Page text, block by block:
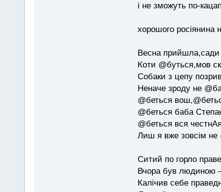
і не зможуть по-
хорошого росіянина
Весна прийшла,сади
Коти @буться,мов
Собаки з цепу
Неначе зроду не
@беться
@беться баба
@беться вся
Лиш я вже зовсім не
Ситий по горло
Вчора був людиною —
Калічив себе